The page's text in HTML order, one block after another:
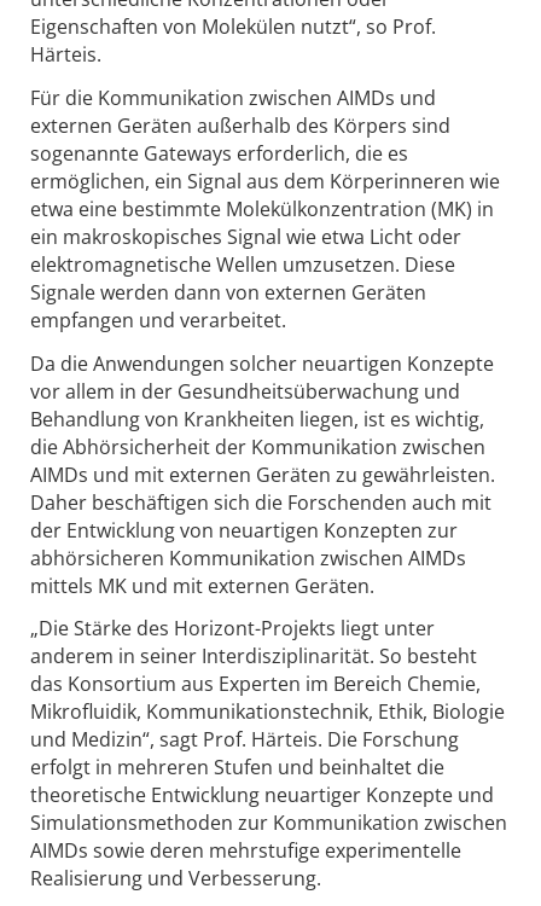
Eigenschaften von Molekülen nutzt“, so Prof.
Härteis.
Für die Kommunikation zwischen AIMDs und
externen Geräten außerhalb des Körpers sind
sogenannte Gateways erforderlich, die es
ermöglichen, ein Signal aus dem Körperinneren wie
etwa eine bestimmte Molekülkonzentration (MK) in
ein makroskopisches Signal wie etwa Licht oder
elektromagnetische Wellen umzusetzen. Diese
Signale werden dann von externen Geräten
empfangen und verarbeitet.
Da die Anwendungen solcher neuartigen Konzepte
vor allem in der Gesundheitsüberwachung und
Behandlung von Krankheiten liegen, ist es wichtig,
die Abhörsicherheit der Kommunikation zwischen
AIMDs und mit externen Geräten zu gewährleisten.
Daher beschäftigen sich die Forschenden auch mit
der Entwicklung von neuartigen Konzepten zur
abhörsicheren Kommunikation zwischen AIMDs
mittels MK und mit externen Geräten.
„Die Stärke des Horizont-Projekts liegt unter
anderem in seiner Interdisziplinarität. So besteht
das Konsortium aus Experten im Bereich Chemie,
Mikrofluidik, Kommunikationstechnik, Ethik, Biologie
und Medizin“, sagt Prof. Härteis. Die Forschung
erfolgt in mehreren Stufen und beinhaltet die
theoretische Entwicklung neuartiger Konzepte und
Simulationsmethoden zur Kommunikation zwischen
AIMDs sowie deren mehrstufige experimentelle
Realisierung und Verbesserung.